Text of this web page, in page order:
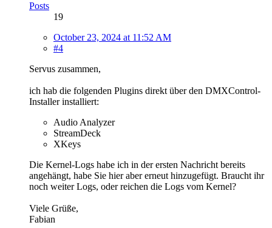
Posts
19
October 23, 2024 at 11:52 AM
#4
Servus zusammen,
ich hab die folgenden Plugins direkt über den DMXControl-
Installer installiert:
Audio Analyzer
StreamDeck
XKeys
Die Kernel-Logs habe ich in der ersten Nachricht bereits
angehängt, habe Sie hier aber erneut hinzugefügt. Braucht ihr
noch weiter Logs, oder reichen die Logs vom Kernel?
Viele Grüße,
Fabian